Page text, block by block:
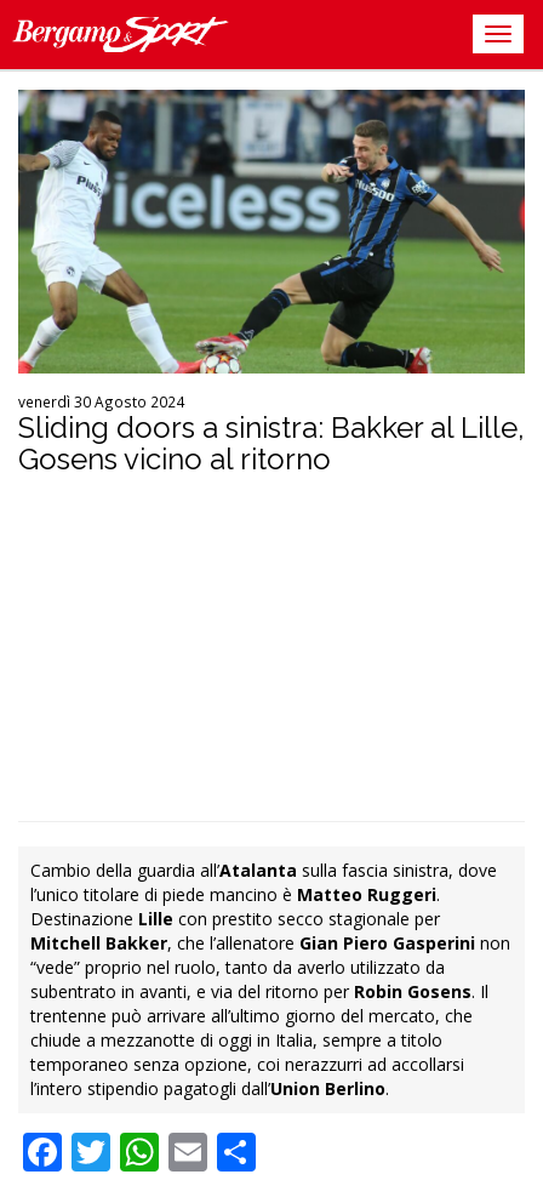
venerdì 30 Agosto 2024
Sliding doors a sinistra: Bakker al Lille,
Gosens vicino al ritorno
Cambio della guardia all’Atalanta sulla fascia sinistra, dove
l’unico titolare di piede mancino è Matteo Ruggeri.
Destinazione Lille con prestito secco stagionale per
Mitchell Bakker, che l’allenatore Gian Piero Gasperini non
“vede” proprio nel ruolo, tanto da averlo utilizzato da
subentrato in avanti, e via del ritorno per Robin Gosens. Il
trentenne può arrivare all’ultimo giorno del mercato, che
chiude a mezzanotte di oggi in Italia, sempre a titolo
temporaneo senza opzione, coi nerazzurri ad accollarsi
l’intero stipendio pagatogli dall’Union Berlino.
Facebook
Twitter
WhatsApp
Email